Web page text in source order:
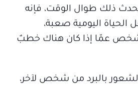
ذلك طوال الوقت، فإنه
الحياة اليومية صعبة،
عمّا إذا كان هناك خطبٌ
بالبرد من شخص لآخر،